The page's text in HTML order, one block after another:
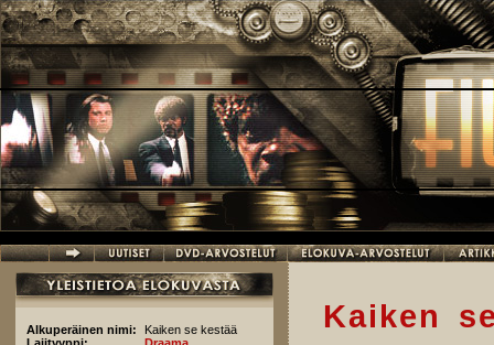
Hyppää pääsisältöön
Alkuperäinen nimi:
Kaiken se kestää
Kaiken